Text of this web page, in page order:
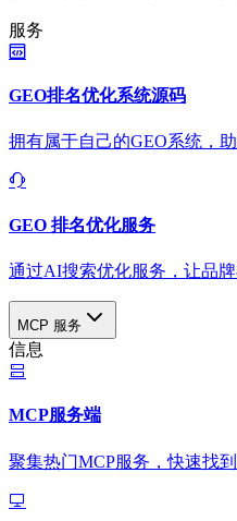
服务
GEO排名优化系统源码
拥有属于自己的GEO系统，
GEO 排名优化服务
通过AI搜索优化服务，让品
MCP 服务
信息
MCP服务端
聚集热门MCP服务，快速找